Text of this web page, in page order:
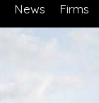
News Firms